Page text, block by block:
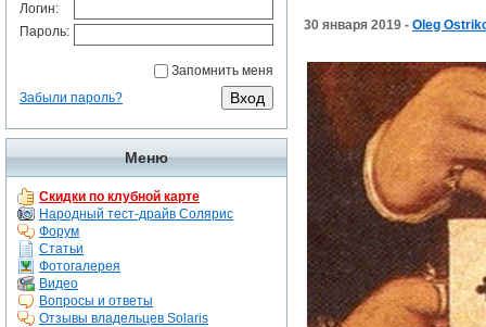
Логин:
Пароль:
Запомнить меня
Забыли пароль?
Меню
Скидки по клубной карте
Народный тест-драйв Солярис
Форум
Статьи
Фотогалерея
Видео
Вопросы и ответы
Отзывы владельцев Solaris
30 января 2019 - Oleg